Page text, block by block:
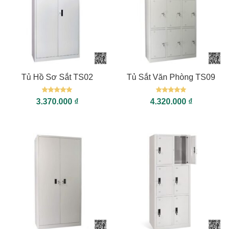
Tủ Hồ Sơ Sắt TS02
Được xếp
hạng55
3.370.000 ₫
Tủ Sắt Văn Phòng TS09
Được xếp
hạng55
4.320.000 ₫